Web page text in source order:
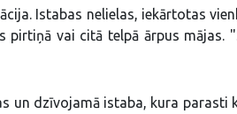
Istabas nelielas, iekārtotas
pirtiņā vai citā telpā ārpus mājas.
un dzīvojamā istaba, kura parasti